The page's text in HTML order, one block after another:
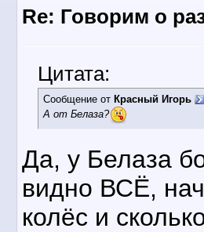
Re: Говорим о
Цитата:
Сообщение от Красный Игорь
А от Белаза?
Да, у Белаза
видно ВСЁ,
колёс и